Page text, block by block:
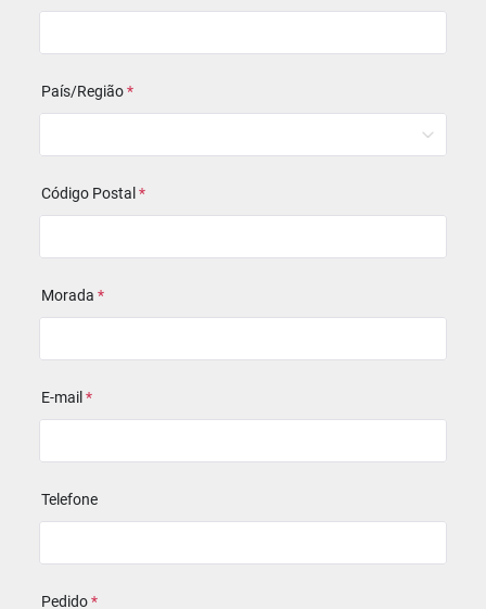
País/Região*
Código Postal *
Morada *
E-mail *
Telefone
Pedido*